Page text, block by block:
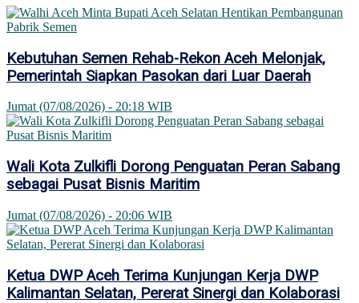
Kebutuhan Semen Rehab-Rekon Aceh Melonjak,
Pemerintah Siapkan Pasokan dari Luar Daerah
Jumat (07/08/2026) - 20:18 WIB
Wali Kota Zulkifli Dorong Penguatan Peran Sabang
sebagai Pusat Bisnis Maritim
Jumat (07/08/2026) - 20:06 WIB
Ketua DWP Aceh Terima Kunjungan Kerja DWP
Kalimantan Selatan, Pererat Sinergi dan Kolaborasi